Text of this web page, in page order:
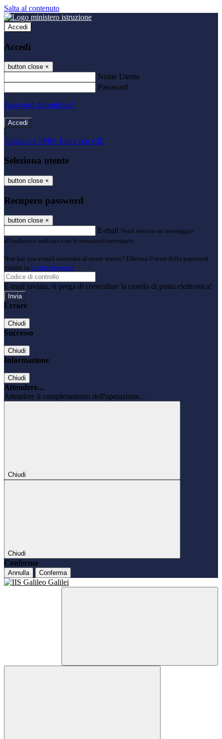
Salta al contenuto
Accedi
Accedi
button close ×
Nome Utente
Password
Password dimenticata?
-
Entra con SPID Entra con CIE
Seleziona utente
button close ×
Recupero password
button close ×
E-mail Verrà inviato un messaggio
all'indirizzo indicato con le istruzioni necessarie.
Non hai una e-mail associata al nome utente? Effettua il reset della password
tramite la Login Spaggiari
E-mail inviata, si prega di controllare la casella di posta elettronica!
Errore
Chiudi
Successo
Chiudi
Informazione
Chiudi
Attendere...
Attendere il completamento dell'operazione...
Chiudi
Chiudi
Conferma
Annulla Conferma